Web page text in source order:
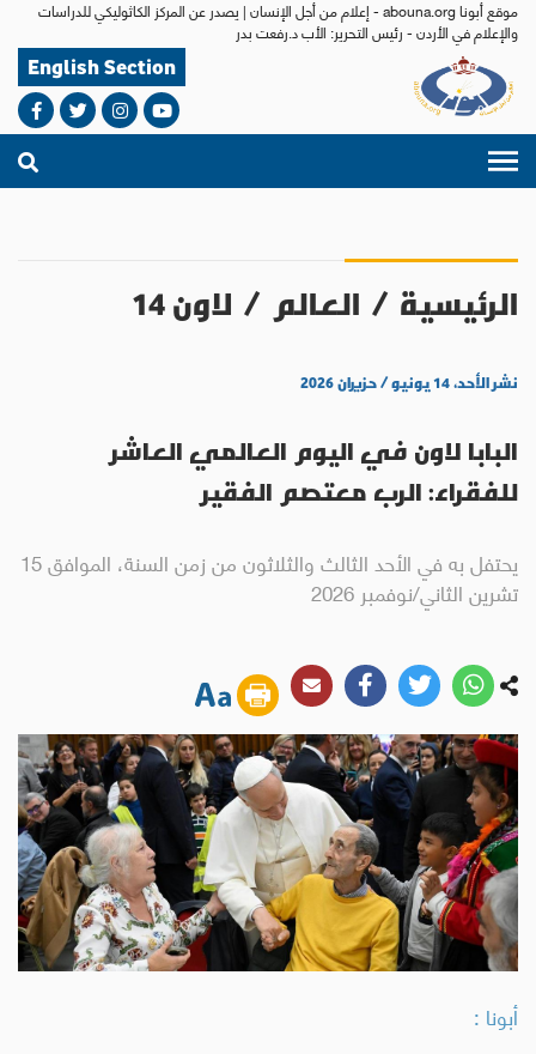
موقع أبونا abouna.org - إعلام من أجل الإنسان | يصدر عن المركز الكاثوليكي للدراسات
والإعلام في الأردن - رئيس التحرير: الأب د.رفعت بدر
English Section
الرئيسية / العالم / لاون 14
نشر الأحد، ١٤ يونيو / حزيران ٢٠٢٦
البابا لاون في اليوم العالمي العاشر
للفقراء: الرب معتصم الفقير
يحتفل به في الأحد الثالث والثلاثون من زمن السنة، الموافق 15
تشرين الثاني/نوفمبر 2026
أبونا :